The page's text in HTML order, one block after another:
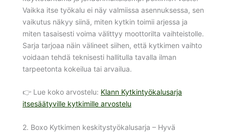
Vaikka itse työkalu ei näy valmiissa asennuksessa, sen
vaikutus näkyy siinä, miten kytkin toimii arjessa ja
miten tasaisesti voima välittyy moottorilta vaihteistolle.
Sarja tarjoaa näin välineet siihen, että kytkimen vaihto
voidaan tehdä teknisesti hallitulla tavalla ilman
tarpeetonta kokeilua tai arvailua.
👉 Lue koko arvostelu: Klann Kytkintyökalusarja
itsesäätyville kytkimille arvostelu
2. Boxo Kytkimen keskitystyökalusarja – Hyvä